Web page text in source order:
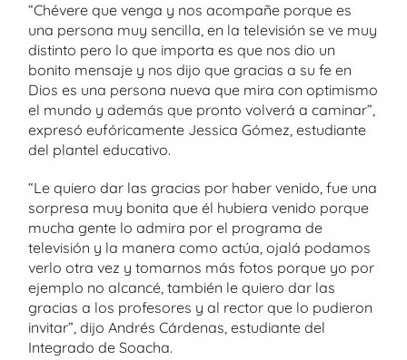
“Chévere que venga y nos acompañe porque es
una persona muy sencilla, en la televisión se ve muy
distinto pero lo que importa es que nos dio un
bonito mensaje y nos dijo que gracias a su fe en
Dios es una persona nueva que mira con optimismo
el mundo y además que pronto volverá a caminar”,
expresó eufóricamente Jessica Gómez, estudiante
del plantel educativo.
“Le quiero dar las gracias por haber venido, fue una
sorpresa muy bonita que él hubiera venido porque
mucha gente lo admira por el programa de
televisión y la manera como actúa, ojalá podamos
verlo otra vez y tomarnos más fotos porque yo por
ejemplo no alcancé, también le quiero dar las
gracias a los profesores y al rector que lo pudieron
invitar”, dijo Andrés Cárdenas, estudiante del
Integrado de Soacha.